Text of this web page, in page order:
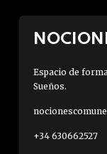
Espacio de
Sueños.
+34 630662527